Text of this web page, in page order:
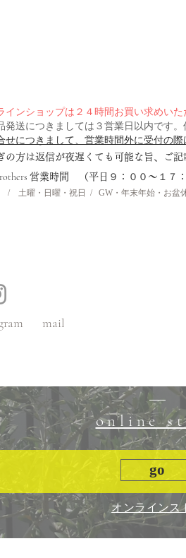
インショップは２４時間お買い求めいた
発送につきましては３営業日以内です
せにつきまして、営業時間外に受付の際
の方は返信が夜遅くても可能な旨、ご記
営業時間 （平日９：００〜１７：
/ 土曜・日曜・祝日 / GW・年末年始・お盆
mail
online
go
オンラインス